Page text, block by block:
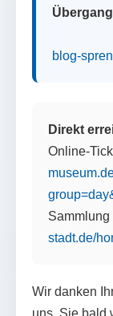
blog-
Direkt
Online-
Sammlung
stadt.de/
Wir danken
uns, Sie bald